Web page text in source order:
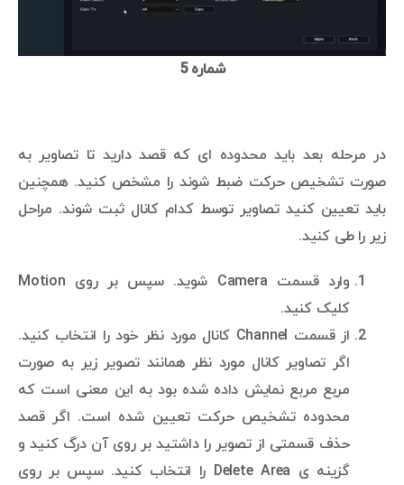
شماره 5
در مرحله بعد باید محدوده ای که قصد دارید تا تصاویر به
صورت تشخیص حرکت ضبط شوند را مشخص کنید. همچنین
باید تعیین کنید تصاویر توسط کدام کانال ثبت شوند. مراحل
زیر را طی کنید.
وارد قسمت Camera شوید. سپس بر روی Motion
کلیک کنید.
از قسمت Channel کانال مورد نظر خود را انتخاب کنید.
اگر تصاویر کانال مورد نظر همانند تصویر زیر به صورت
مربع مربع نمایش داده شده بود به این معنی است که
محدوده تشخیص حرکت تعیین شده است. اگر قصد
حذف قسمتی از تصویر را داشتید بر روی آن درگ کنید و
گزینه ی Delete Area را انتخاب کنید. سپس بر روی